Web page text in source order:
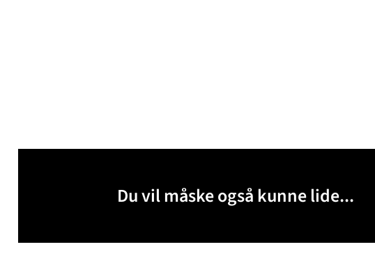
Du vil måske også kunne lide...